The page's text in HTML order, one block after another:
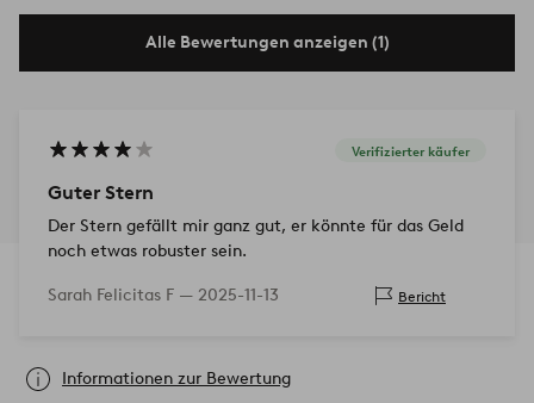
Alle Bewertungen anzeigen (1)
Verifizierter käufer
Guter Stern
Der Stern gefällt mir ganz gut, er könnte für das Geld
noch etwas robuster sein.
Sarah Felicitas F — 2025-11-13 Bericht
Informationen zur Bewertung